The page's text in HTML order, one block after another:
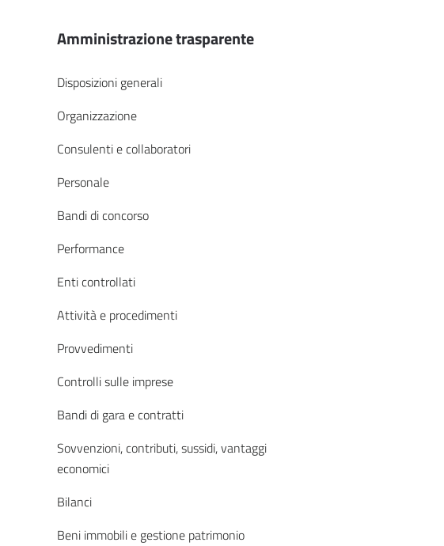
Amministrazione trasparente
Disposizioni generali
Organizzazione
Consulenti e collaboratori
Personale
Bandi di concorso
Performance
Enti controllati
Attività e procedimenti
Provvedimenti
Controlli sulle imprese
Bandi di gara e contratti
Sovvenzioni, contributi, sussidi, vantaggi
economici
Bilanci
Beni immobili e gestione patrimonio